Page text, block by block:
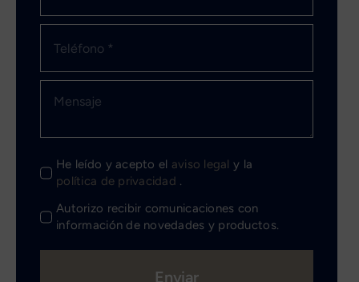
He leído y acepto el aviso legal y la
política de privacidad .
Autorizo recibir comunicaciones con
información de novedades y productos.
Enviar